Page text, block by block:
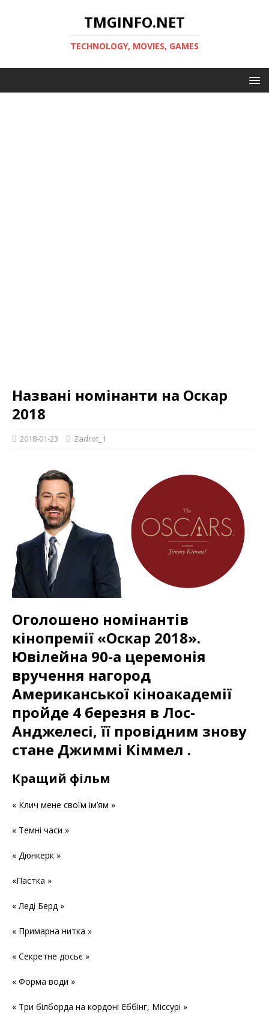
TMGINFO.NET
ТECHNOLOGY, MOVIES, GAMES
Названі номінанти на Оскар
2018
2018-01-23 Zadrot_1
Оголошено номінантів
кінопремії «Оскар 2018».
Ювілейна 90-а церемонія
вручення нагород
Американської кіноакадемії
пройде 4 березня в Лос-
Анджелесі, її провідним знову
стане Джиммі Кіммел .
Кращий фільм
« Клич мене своїм ім’ям »
« Темні часи »
« Дюнкерк »
«Пастка »
« Леді Берд »
« Примарна нитка »
« Секретне досьє »
« Форма води »
« Три білборда на кордоні Еббінг, Міссурі »